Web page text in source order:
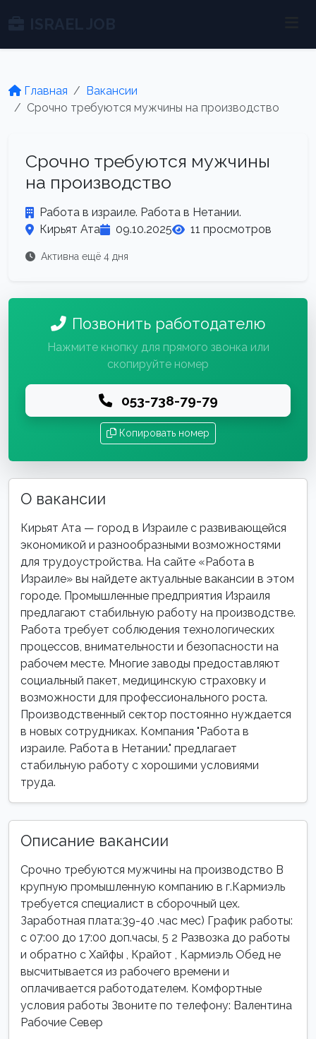
Главная
Вакансии
Срочно требуются мужчины на производство
Срочно требуются мужчины
на производство
Работа в израиле. Работа в Нетании.
Кирьят Ата
09.10.2025 11 просмотров
Активна ещё 4 дня
Позвонить работодателю
Нажмите кнопку для прямого звонка или
скопируйте номер
053-738-79-79
Копировать номер
О вакансии
Кирьят Ата — город в Израиле с развивающейся
экономикой и разнообразными возможностями
для трудоустройства. На сайте «Работа в
Израиле» вы найдете актуальные вакансии в этом
городе. Промышленные предприятия Израиля
предлагают стабильную работу на производстве.
Работа требует соблюдения технологических
процессов, внимательности и безопасности на
рабочем месте. Многие заводы предоставляют
социальный пакет, медицинскую страховку и
возможности для профессионального роста.
Производственный сектор постоянно нуждается
в новых сотрудниках. Компания "Работа в
израиле. Работа в Нетании." предлагает
стабильную работу с хорошими условиями
труда.
Описание вакансии
Срочно требуются мужчины на производство В
крупную промышленную компанию в г.Кармиэль
требуется специалист в сборочный цех.
Заработная плата:39-40 .час мес) График работы:
с 07:00 до 17:00 доп.часы, 5 2 Развозка до работы
и обратно с Хайфы , Крайот , Кармиэль Обед не
высчитывается из рабочего времени и
оплачивается работодателем. Комфортные
условия работы Звоните по телефону: Валентина
Рабочие Север